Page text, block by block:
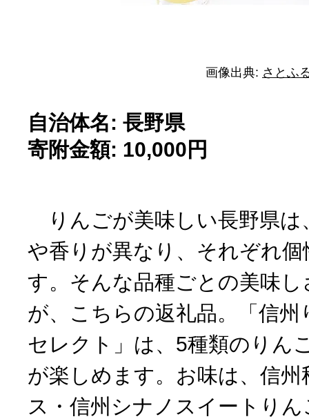
画像出典: さとふ
自治体名: 長野県
寄附金額: 10,000円
りんごが美味しい長野県は
や香りが異なり、それぞれ
す。そんな品種ごとの美味
が、こちらの返礼品。「信
セレクト」は、5種類のりん
が楽しめます。お味は、信
ス・信州シナノスイートり